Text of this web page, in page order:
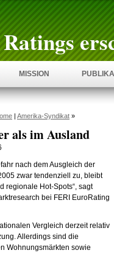
MISSION
| Amerika-Syndikat »
als im Ausland
nach dem Ausgleich der
zwar tendenziell zu, bleibt
regionale Hot-Spots“, sagt
bei FERI EuroRating
Vergleich derzeit relativ
Allerdings sind die
Wohnungsmärkten sowie